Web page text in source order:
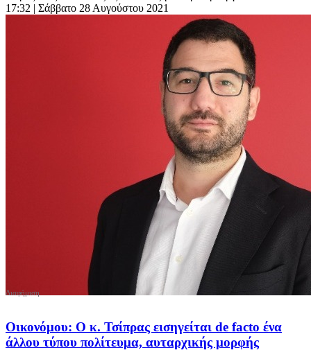
17:32 | Σάββατο 28 Αυγούστου 2021
Οικονόμου: Ο κ. Τσίπρας εισηγείται de facto ένα
άλλου τύπου πολίτευμα, αυταρχικής μορφής